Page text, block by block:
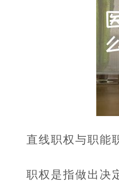
直线职权与职能
职权是指做出决